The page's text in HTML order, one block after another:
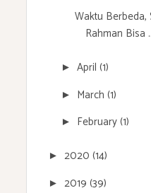
Waktu Berbeda,
Rahman Bisa
► April (1)
► March (1)
► February(1)
► 2020 (14)
► 2019 (39)